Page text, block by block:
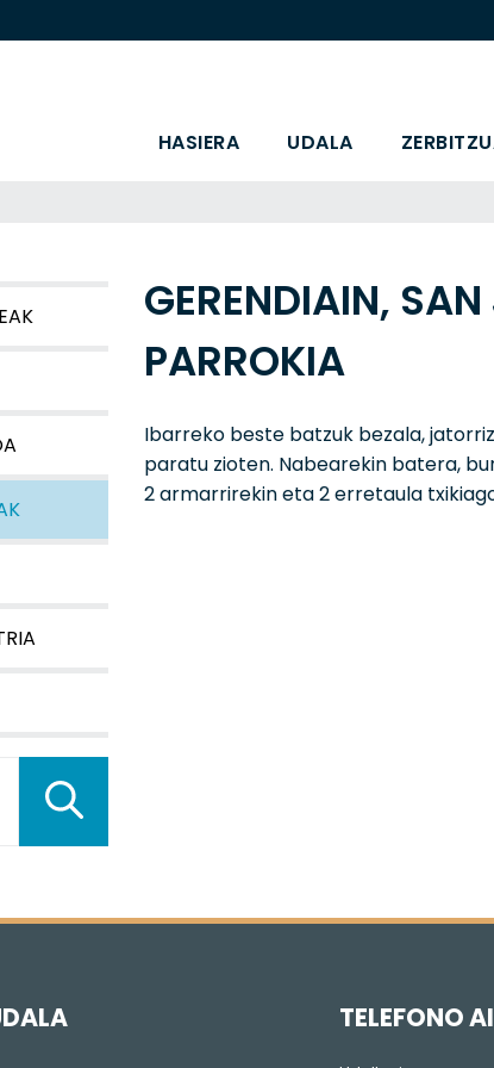
HASIERA UDALA
GERENDIAIN,
PARROKIA
Ibarreko beste batzuk bezala,
paratu zioten. Nabearekin batera,
2 armarrirekin eta 2 erretaula
TELEFONO